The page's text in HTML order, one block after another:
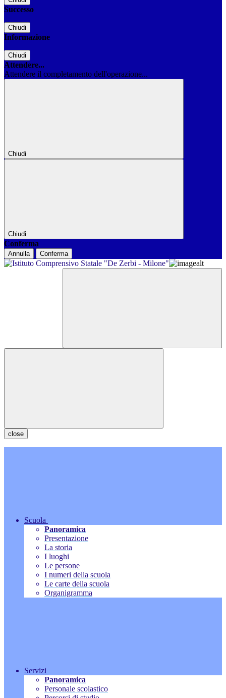
Successo
Chiudi
Informazione
Chiudi
Attendere...
Attendere il completamento dell'operazione...
Chiudi
Chiudi
Conferma
Annulla Conferma
close
Scuola
Panoramica
Presentazione
La storia
I luoghi
Le persone
I numeri della scuola
Le carte della scuola
Organigramma
Servizi
Panoramica
Personale scolastico